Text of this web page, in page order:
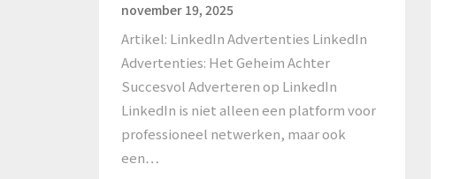
november 19, 2025
Artikel: LinkedIn Advertenties LinkedIn
Advertenties: Het Geheim Achter
Succesvol Adverteren op LinkedIn
LinkedIn is niet alleen een platform voor
professioneel netwerken, maar ook
een…